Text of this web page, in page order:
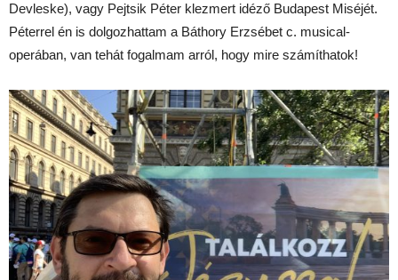
Devleske), vagy Pejtsik Péter klezmert idéző Budapest Miséjét.
Péterrel én is dolgozhattam a Báthory Erzsébet c. musical-
operában, van tehát fogalmam arról, hogy mire számíthatok!